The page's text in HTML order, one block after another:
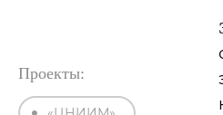
Проекты: